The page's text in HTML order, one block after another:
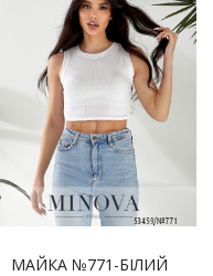
МАЙКА №771-БІЛИЙ